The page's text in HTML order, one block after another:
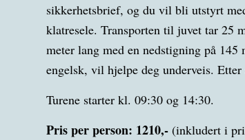
sikkerhetsbrief, og du vil bli utstyrt
klatresele. Transporten til juvet tar 25
meter lang med en nedstigning på 145
engelsk, vil hjelpe deg underveis. Etter
Turene starter kl. 09:30 og 14:30.
Pris per person: 1210,- (inkludert i